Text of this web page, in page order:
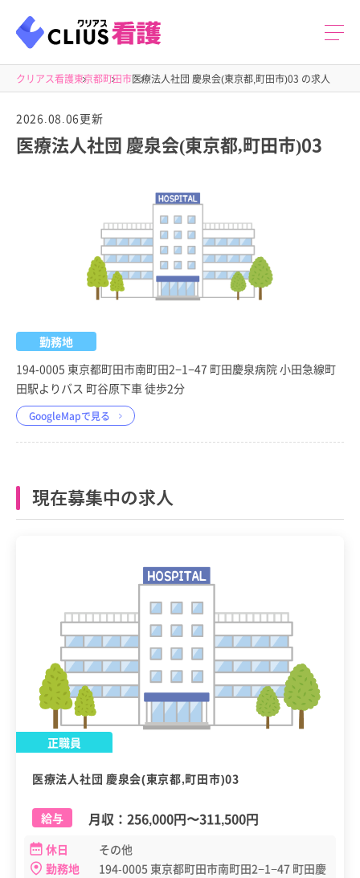
クリアス看護東京都町田市医療法人社団 慶泉会(東京都,町田市)03 の求人
2026.08.06更新
医療法人社団 慶泉会(東京都,町田市)03
勤務地
194-0005 東京都町田市南町田2−1−47 町田慶泉病院 小田急線町
田駅よりバス 町谷原下車 徒歩2分
GoogleMapで見る
現在募集中の求人
正職員
医療法人社団 慶泉会(東京都,町田市)03
給与 月収： 256,000円〜311,500円
休日
その他
勤務地
194-0005 東京都町田市南町田2−1−47 町田慶